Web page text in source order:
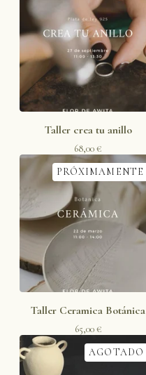
Taller crea tu anillo
68,00€
PRÓXIMAMENTE
Taller Ceramica Botánica
65,00€
AGOTADO